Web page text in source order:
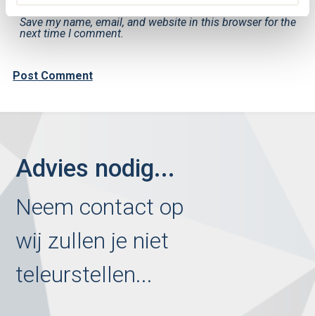
Save my name, email, and website in this browser for the
next time I comment.
Advies nodig...
Neem contact op
wij zullen je niet
teleurstellen...